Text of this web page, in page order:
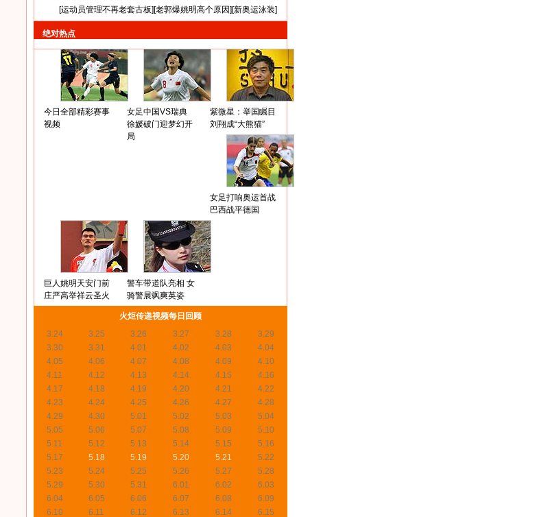
[运动员管理不再老套古板][老郭爆姚明高个原因][新奥运泳装]
绝对热点
今日全部精彩赛事
视频
女足中国VS瑞典
徐媛破门迎梦幻开
局
紫微星：举国瞩目
刘翔成“大熊猫”
女足打响奥运首战
巴西战平德国
巨人姚明天安门前
庄严高举祥云圣火
警车带道队亮相 女
骑警展飒爽英姿
火炬传递视频每日回顾
3.24
3.25 3.26 3.27 3.28
3.29
3.30
3.31 4.01 4.02 4.03
4.04
4.05
4.06 4.07 4.08 4.09
4.10
4.11
4.12 4.13 4.14 4.15
4.16
4.17
4.18 4.19 4.20 4.21
4.22
4.23
4.24 4.25 4.26 4.27
4.28
4.29
4.30 5.01 5.02 5.03
5.04
5.05
5.06 5.07 5.08 5.09
5.10
5.11
5.12 5.13 5.14 5.15
5.16
5.17
5.18 5.19 5.20 5.21
5.22
5.23
5.24 5.25 5.26 5.27
5.28
5.29
5.30 5.31 6.01 6.02
6.03
6.04
6.05 6.06 6.07 6.08
6.09
6.10
6.11 6.12 6.13 6.14
6.15